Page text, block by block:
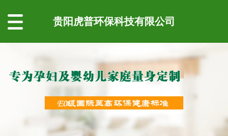
贵阳虎普环保科技有限公司